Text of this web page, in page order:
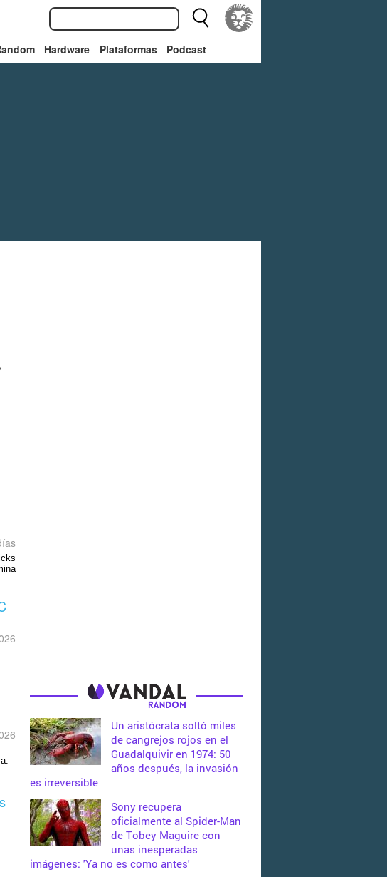
Hardware Plataformas Podcast
Un aristócrata soltó miles
de cangrejos rojos en el
Guadalquivir en 1974: 50
años después, la invasión
es irreversible
Sony recupera
oficialmente al Spider-Man
de Tobey Maguire con
unas inesperadas
imágenes: 'Ya no es como antes'